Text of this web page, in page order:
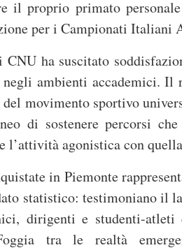
il proprio primato
per i Campionati Italiani
CNU ha suscitato
ambienti accademici. Il
movimento sportivo
di sostenere percorsi
l’attività agonistica con
in Piemonte
statistico: testimoniano il
dirigenti e studenti-atleti
tra le realtà